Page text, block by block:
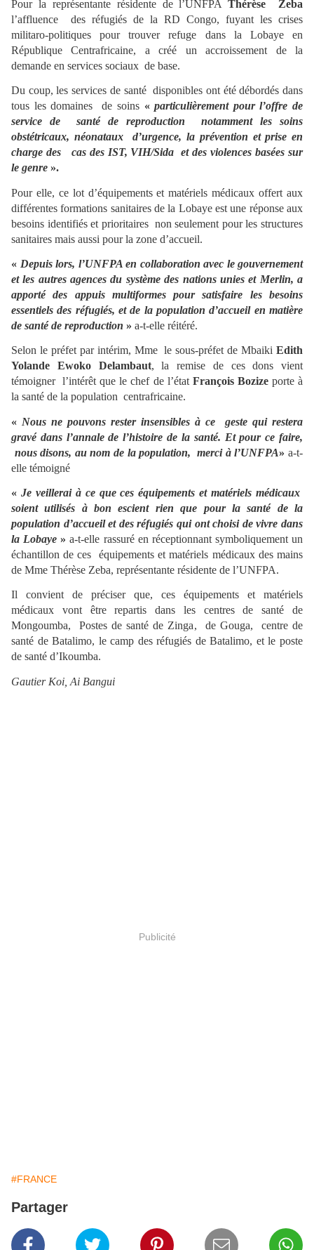
Pour la représentante résidente de l’UNFPAThérèse Zeba
l’affluence des réfugiés de la RD Congo, fuyant les crises
militaro-politiques pour trouver refuge dans la Lobaye en
République Centrafricaine, a créé un accroissement de la
demande en services sociaux de base.
Du coup, les services de santé disponibles ont été débordés dans
tous les domaines de soins «particulièrement pour l’offre de
service de santé de reproduction notamment les soins
obstétricaux, néonataux d’urgence, la prévention et prise en
charge des cas des IST, VIH/Sida et des violences basées sur
le genre ».
Pour elle, ce lot d’équipements et matériels médicaux offert aux
différentes formations sanitaires de la Lobaye est une réponse aux
besoins identifiés et prioritaires non seulement pour les structures
sanitaires mais aussi pour la zone d’accueil.
« Depuis lors, l’UNFPA en collaboration avec le gouvernement
et les autres agences du système des nations unies et Merlin, a
apporté des appuis multiformes pour satisfaire les besoins
essentiels des réfugiés, et de la population d’accueil en matière
de santé de reproduction » a-t-elle réitéré.
Selon le préfet par intérim, Mme le sous-préfet de Mbaiki Edith
Yolande Ewoko Delambaut, la remise de ces dons vient
témoigner l’intérêt que le chef de l’état François Bozizeporte à
la santé de la population centrafricaine.
« Nous ne pouvons rester insensibles à ce geste qui restera
gravé dans l’annale de l’histoire de la santé. Et pour ce faire,
nous disons, au nom de la population, merci à l’UNFPA» a-t-
elle témoigné
« Je veillerai à ce que ces équipements et matériels médicaux
soient utilisés à bon escient rien que pour la santé de la
population d’accueil et des réfugiés qui ont choisi de vivre dans
la Lobaye » a-t-elle rassuré en réceptionnant symboliquement un
échantillon de ces équipements et matériels médicaux des mains
de Mme Thérèse Zeba, représentante résidente de l’UNFPA.
Il convient de préciser que, ces équipements et matériels
médicaux vont être repartis dans les centres de santé de
Mongoumba, Postes de santé de Zinga, de Gouga, centre de
santé de Batalimo, le camp des réfugiés de Batalimo, et le poste
de santé d’Ikoumba.
Gautier Koi, Ai Bangui
Publicité
#FRANCE
Partager